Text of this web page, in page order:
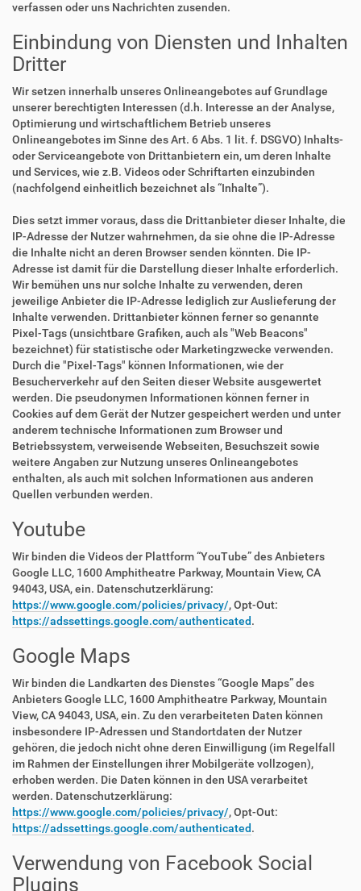
verfassen oder uns Nachrichten zusenden.
Einbindung von Diensten und Inhalten
Dritter
Wir setzen innerhalb unseres Onlineangebotes auf Grundlage
unserer berechtigten Interessen (d.h. Interesse an der Analyse,
Optimierung und wirtschaftlichem Betrieb unseres
Onlineangebotes im Sinne des Art. 6 Abs. 1 lit. f. DSGVO) Inhalts-
oder Serviceangebote von Drittanbietern ein, um deren Inhalte
und Services, wie z.B. Videos oder Schriftarten einzubinden
(nachfolgend einheitlich bezeichnet als “Inhalte”).
Dies setzt immer voraus, dass die Drittanbieter dieser Inhalte, die
IP-Adresse der Nutzer wahrnehmen, da sie ohne die IP-Adresse
die Inhalte nicht an deren Browser senden könnten. Die IP-
Adresse ist damit für die Darstellung dieser Inhalte erforderlich.
Wir bemühen uns nur solche Inhalte zu verwenden, deren
jeweilige Anbieter die IP-Adresse lediglich zur Auslieferung der
Inhalte verwenden. Drittanbieter können ferner so genannte
Pixel-Tags (unsichtbare Grafiken, auch als "Web Beacons"
bezeichnet) für statistische oder Marketingzwecke verwenden.
Durch die "Pixel-Tags" können Informationen, wie der
Besucherverkehr auf den Seiten dieser Website ausgewertet
werden. Die pseudonymen Informationen können ferner in
Cookies auf dem Gerät der Nutzer gespeichert werden und unter
anderem technische Informationen zum Browser und
Betriebssystem, verweisende Webseiten, Besuchszeit sowie
weitere Angaben zur Nutzung unseres Onlineangebotes
enthalten, als auch mit solchen Informationen aus anderen
Quellen verbunden werden.
Youtube
Wir binden die Videos der Plattform “YouTube” des Anbieters
Google LLC, 1600 Amphitheatre Parkway, Mountain View, CA
94043, USA, ein. Datenschutzerklärung:
https://www.google.com/policies/privacy/, Opt-Out:
https://adssettings.google.com/authenticated.
Google Maps
Wir binden die Landkarten des Dienstes “Google Maps” des
Anbieters Google LLC, 1600 Amphitheatre Parkway, Mountain
View, CA 94043, USA, ein. Zu den verarbeiteten Daten können
insbesondere IP-Adressen und Standortdaten der Nutzer
gehören, die jedoch nicht ohne deren Einwilligung (im Regelfall
im Rahmen der Einstellungen ihrer Mobilgeräte vollzogen),
erhoben werden. Die Daten können in den USA verarbeitet
werden. Datenschutzerklärung:
https://www.google.com/policies/privacy/, Opt-Out:
https://adssettings.google.com/authenticated.
Verwendung von Facebook Social
Plugins